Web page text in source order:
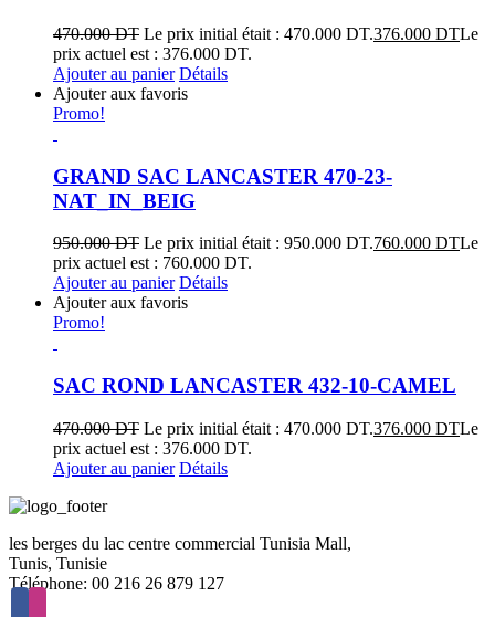
470.000DT Le prix initial était : 470.000 DT.376.000 DTLe
prix actuel est : 376.000 DT.
Ajouter au panier Détails
Ajouter aux favoris
Promo!
GRAND SAC LANCASTER 470-23-
NAT_IN_BEIG
950.000DT Le prix initial était : 950.000 DT.760.000 DTLe
prix actuel est : 760.000 DT.
Ajouter au panier Détails
Ajouter aux favoris
Promo!
SAC ROND LANCASTER 432-10-CAMEL
470.000DT Le prix initial était : 470.000 DT.376.000 DTLe
prix actuel est : 376.000 DT.
Ajouter au panier Détails
les berges du lac centre commercial Tunisia Mall,
Tunis, Tunisie
Téléphone: 00 216 26 879 127